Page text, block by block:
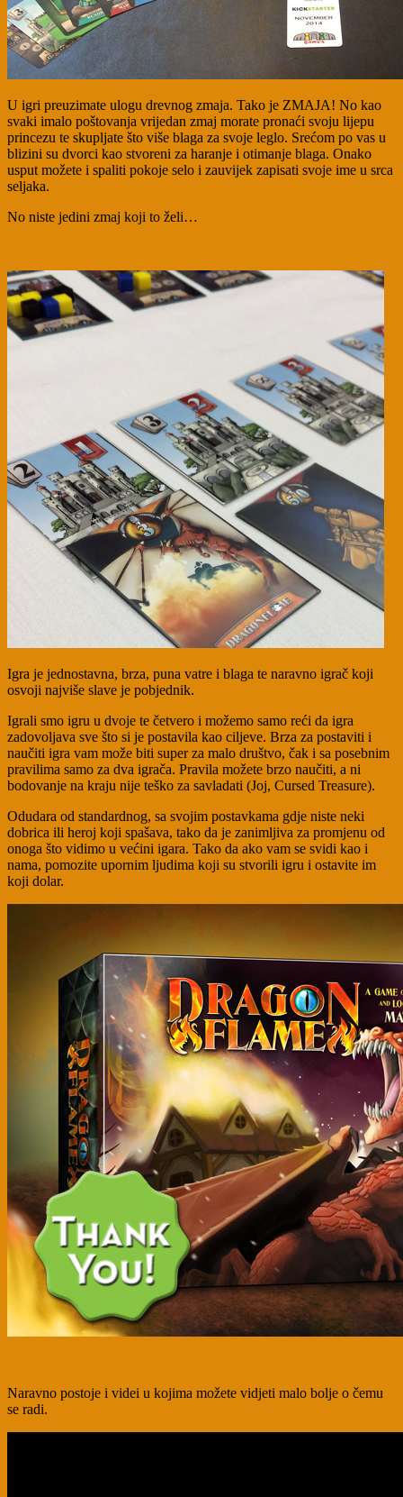
U igri preuzimate ulogu drevnog zmaja. Tako je ZMAJA! No kao
svaki imalo poštovanja vrijedan zmaj morate pronaći svoju lijepu
princezu te skupljate što više blaga za svoje leglo. Srećom po vas u
blizini su dvorci kao stvoreni za haranje i otimanje blaga. Onako
usput možete i spaliti pokoje selo i zauvijek zapisati svoje ime u srca
seljaka.
No niste jedini zmaj koji to želi…
Igra je jednostavna, brza, puna vatre i blaga te naravno igrač koji
osvoji najviše slave je pobjednik.
Igrali smo igru u dvoje te četvero i možemo samo reći da igra
zadovoljava sve što si je postavila kao ciljeve. Brza za postaviti i
naučiti igra vam može biti super za malo društvo, čak i sa posebnim
pravilima samo za dva igrača. Pravila možete brzo naučiti, a ni
bodovanje na kraju nije teško za savladati (Joj, Cursed Treasure).
Odudara od standardnog, sa svojim postavkama gdje niste neki
dobrica ili heroj koji spašava, tako da je zanimljiva za promjenu od
onoga što vidimo u većini igara. Tako da ako vam se svidi kao i
nama, pomozite upornim ljudima koji su stvorili igru i ostavite im
koji dolar.
Naravno postoje i videi u kojima možete vidjeti malo bolje o čemu
se radi.